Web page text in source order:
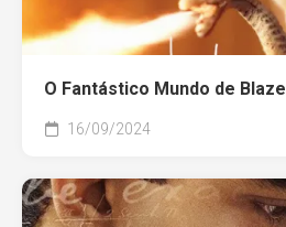
O Fantástico Mundo de Blaze
16/09/2024